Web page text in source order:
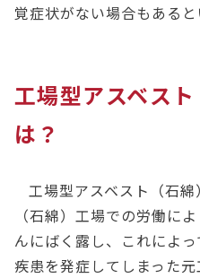
覚症状がない場合もあると
工場型アスベス
は？
工場型アスベスト（石
（石綿）工場での労働に
んにばく露し、これによ
疾患を発症してしまった元